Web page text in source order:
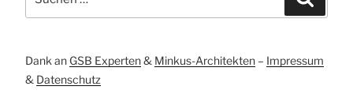
nach:
Dank an GSB Experten& Minkus-Architekten – Impressum
& Datenschutz